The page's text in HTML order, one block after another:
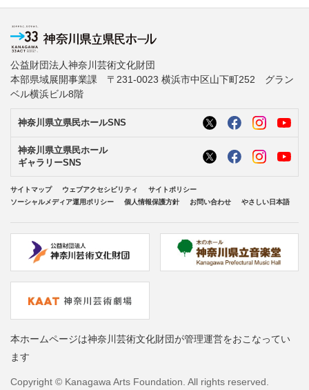
公益財団法人神奈川芸術文化財団
本部県域展開事業課 〒231-0023 横浜市中区山下町252 グラン
ベル横浜ビル8階
神奈川県立県民ホールSNS
神奈川県立県民ホール
ギャラリーSNS
サイトマップ ウェブアクセシビリティ
サイトポリシー
ソーシャルメディア運用ポリシー
個人情報保護方針 お問い合わせ やさしい日本語
本ホームページは神奈川芸術文化財団が管理運営をおこなってい
ます
Copyright © Kanagawa Arts Foundation. All rights reserved.